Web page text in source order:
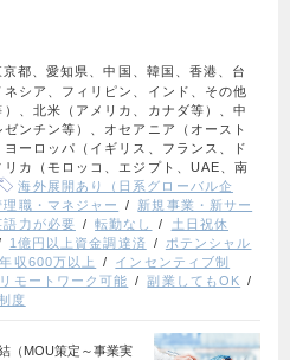
京都、愛知県、中国、韓国、香港、台
シア、フィリピン、インド、その他
、北米（アメリカ、カナダ等）、中
ンチン等）、オセアニア（オースト
ーロッパ（イギリス、フランス、ド
カ（モロッコ、エジプト、UAE、南
海外展開あり（日系グローバル企
理職・マネジャー
新規事業・新サー
語力が必要 転勤なし
土日祝休
1億円以上資金調達済
ポテンシャル
年収600万以上
インセンティブ制
リモートワーク可能
副業してもOK
度
（MOU策定～事業実